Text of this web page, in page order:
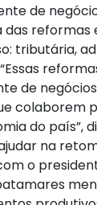
de
reformas
tributária,
de
colaborem
do país”,
na
o